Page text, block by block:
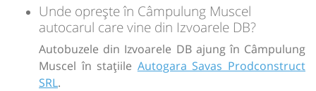
Unde oprește în Câmpulung Muscel
autocarul care vine din Izvoarele DB?
Autobuzele din Izvoarele DB ajung în Câmpulung
Muscel în stațiile Autogara Savas Prodconstruct
SRL.